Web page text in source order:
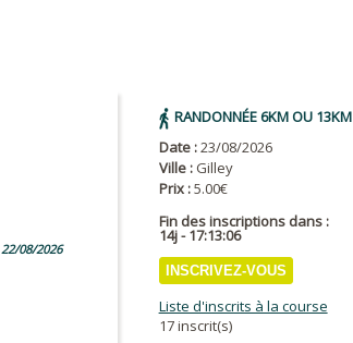
22/08/2026
RANDONNÉE 6KM OU 13KM
Date :23/08/2026
Ville :Gilley
Prix :5.00€
Fin des inscriptions dans :
14j - 17:13:05
INSCRIVEZ-VOUS
Liste d'inscrits à la course
17 inscrit(s)